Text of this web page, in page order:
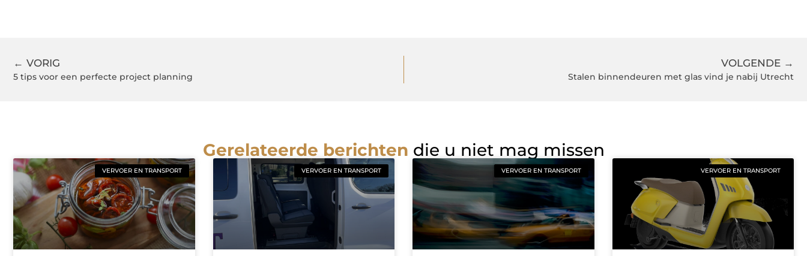
← VORIG
5 tips voor een perfecte project planning
VOLGENDE →
Stalen binnendeuren met glas vind je nabij Utrecht
Gerelateerde berichten die u niet mag missen
VERVOER EN TRANSPORT VERVOER EN TRANSPORT VERVOER EN TRANSPORT VERVOER EN TRANSPORT